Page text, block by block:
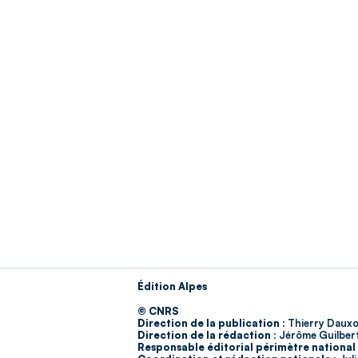
Édition Alpes
© CNRS
Direction de la publication : Thierry
Direction de la rédaction : Jérôme
Responsable éditorial périmètre national